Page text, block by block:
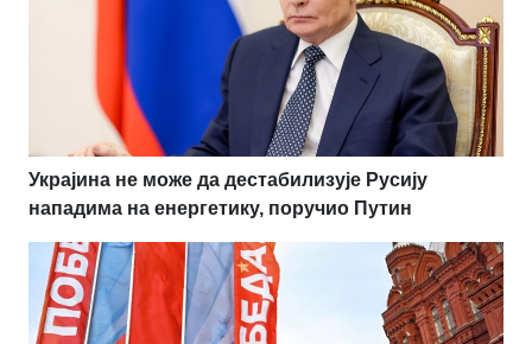
Украјина не може да дестабилизује Русију
нападима на енергетику, поручио Путин